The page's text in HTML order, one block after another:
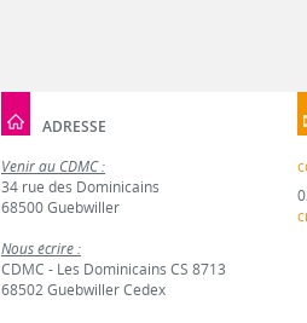
ADRESSE
Venir au CDMC :
34 rue des Dominicains
68500 Guebwiller
Nous écrire :
CDMC - Les Dominicains CS 8713
68502 Guebwiller Cedex